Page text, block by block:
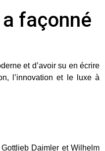
façonné
et d’avoir su en écrire
l’innovation et le luxe à
Gottlieb Daimler et Wilhelm